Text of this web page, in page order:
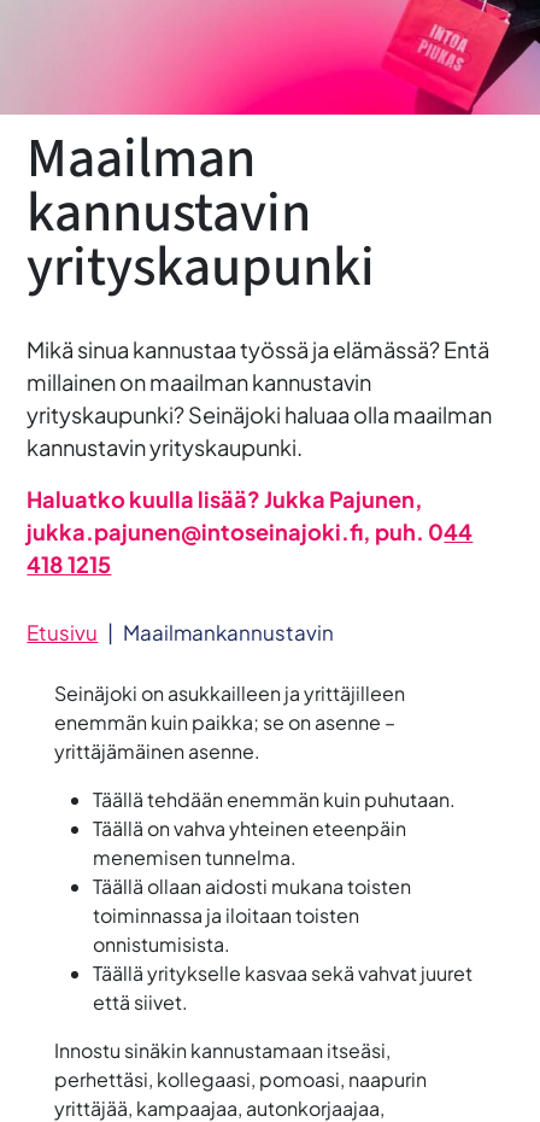
Maailman
kannustavin
yrityskaupunki
Mikä sinua kannustaa työssä ja elämässä? Entä
millainen on maailman kannustavin
yrityskaupunki? Seinäjoki haluaa olla maailman
kannustavin yrityskaupunki.
Haluatko kuulla lisää? Jukka Pajunen,
jukka.pajunen@intoseinajoki.fi, puh. 044
418 1215
Etusivu | Maailmankannustavin
Seinäjoki on asukkailleen ja yrittäjilleen
enemmän kuin paikka; se on asenne –
yrittäjämäinen asenne.
Täällä tehdään enemmän kuin puhutaan.
Täällä on vahva yhteinen eteenpäin
menemisen tunnelma.
Täällä ollaan aidosti mukana toisten
toiminnassa ja iloitaan toisten
onnistumisista.
Täällä yritykselle kasvaa sekä vahvat juuret
että siivet.
Innostu sinäkin kannustamaan itseäsi,
perhettäsi, kollegaasi, pomoasi, naapurin
yrittäjää, kampaajaa, autonkorjaajaa,